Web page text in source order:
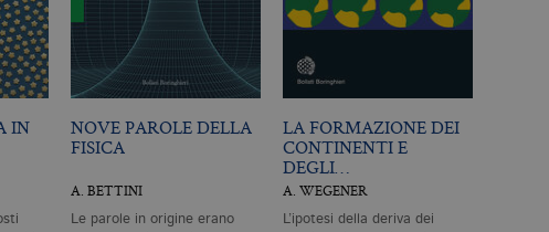
IN
NOVE PAROLE DELLA
FISICA
A. BETTINI
Le parole in origine erano
LA FORMAZIONE DEI
CONTINENTI E
DEGLI…
A. WEGENER
L’ipotesi della deriva dei